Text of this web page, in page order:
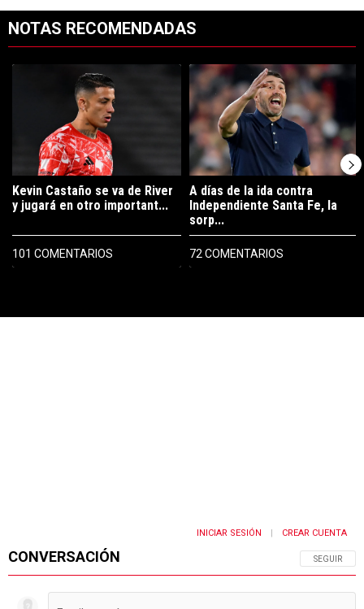
NOTAS RECOMENDADAS
Un artículo de tendencia con el título "Kevin Castaño se va de
Kevin Castaño se va de River
y jugará en otro important...
101 COMENTARIOS
Un artículo de tendencia con el
A días de la ida contra
Independiente Santa Fe, la
sorp...
72 COMENTARIOS
CONVERSACIÓN SIGA ESTA
SEGUIR
INICIAR SESIÓN CREAR CUENTA